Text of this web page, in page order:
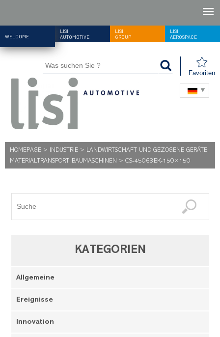
WELCOME
LISI
AUTOMOTIVE
LISI
GROUP
LISI
AEROSPACE
Favoriten
HOMEPAGE > INDUSTRIE > LANDWIRTSCHAFT UND GEZOGENE GERÄTE,
MATERIALTRANSPORT, BAUMASCHINEN > CS-45063EK-150×150
KATEGORIEN
Allgemeine
Ereignisse
Innovation